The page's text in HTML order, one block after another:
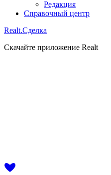
Редакция
Справочный центр
Realt.Сделка
Скачайте приложение Realt